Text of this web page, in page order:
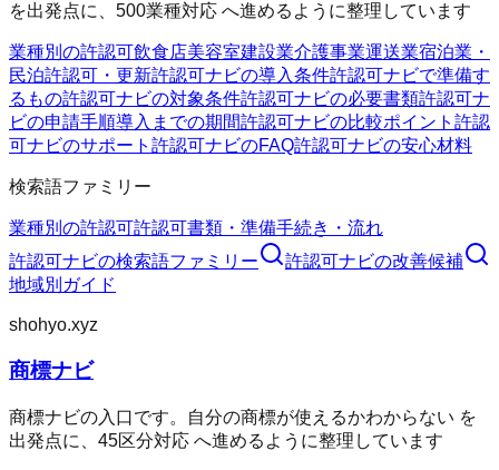
を出発点に、500業種対応 へ進めるように整理しています
業種別の許認可飲食店美容室建設業介護事業運送業宿泊業・
民泊許認可・更新許認可ナビの導入条件許認可ナビで準備す
るもの許認可ナビの対象条件許認可ナビの必要書類許認可ナ
ビの申請手順導入までの期間許認可ナビの比較ポイント 許認
可ナビのサポート 許認可ナビのFAQ許認可ナビの安心材料
検索語ファミリー
業種別の許認可許認可書類・準備手続き・流れ
許認可ナビの検索語ファミリー 許認可ナビの改善候補
地域別ガイド
shohyo.xyz
商標ナビ
商標ナビの入口です。自分の商標が使えるかわからない を
出発点に、45区分対応 へ進めるように整理しています